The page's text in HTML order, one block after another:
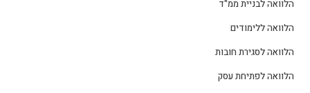
הלוואה לבניית ממ"ד
הלוואה ללימודים
הלוואה לסגירת חובות
הלוואה לפתיחת עסק